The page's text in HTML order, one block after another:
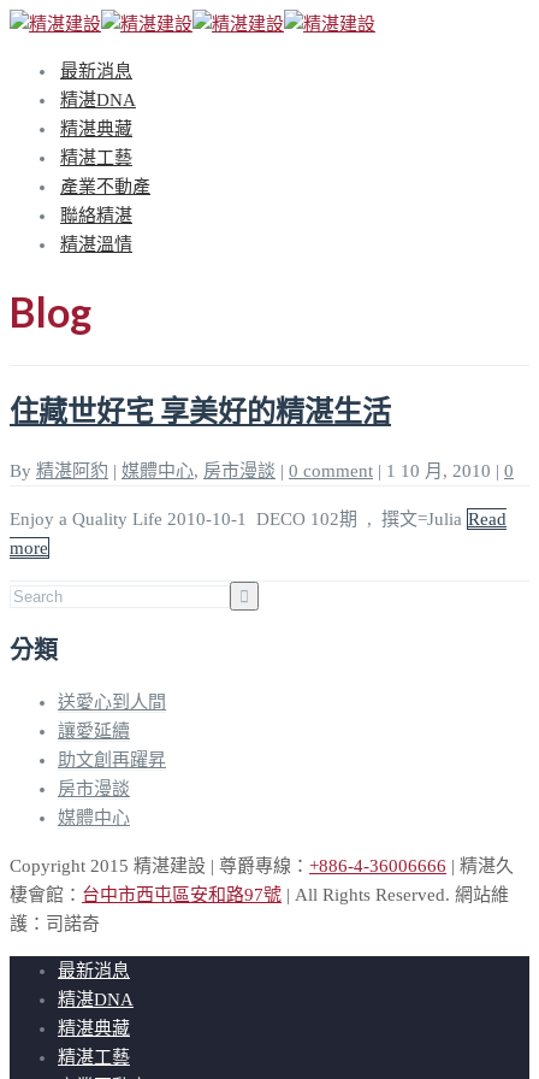
最新消息
精湛DNA
精湛典藏
精湛工藝
產業不動產
聯絡精湛
精湛溫情
Blog
住藏世好宅 享美好的精湛生活
By 精湛阿豹 | 媒體中心, 房市漫談 | 0 comment | 1 10 月, 2010 | 0
Enjoy a Quality Life 2010-10-1 DECO 102期 , 撰文=Julia Read
more
分類
送愛心到人間
讓愛延續
助文創再躍昇
房市漫談
媒體中心
Copyright 2015 精湛建設 | 尊爵專線： +886-4-36006666 | 精湛久
棲會館： 台中市西屯區安和路97號 | All Rights Reserved. 網站維
護：司諾奇
最新消息
精湛DNA
精湛典藏
精湛工藝